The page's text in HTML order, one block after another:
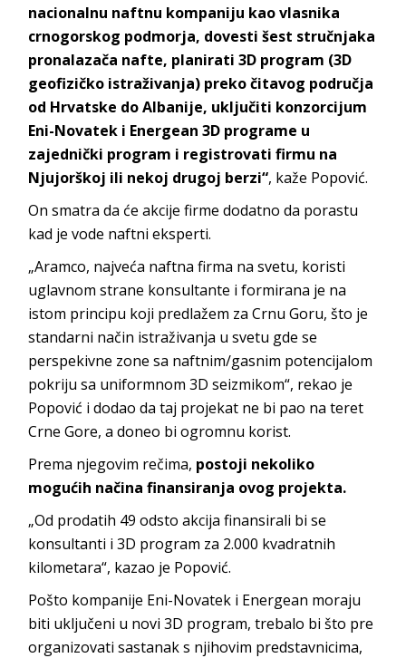
nacionalnu naftnu kompaniju kao vlasnika
crnogorskog podmorja, dovesti šest stručnjaka
pronalazača nafte, planirati 3D program (3D
geofizičko istraživanja) preko čitavog područja
od Hrvatske do Albanije, uključiti konzorcijum
Eni-Novatek i Energean 3D programe u
zajednički program i registrovati firmu na
Njujorškoj ili nekoj drugoj berzi“, kaže Popović.
On smatra da će akcije firme dodatno da porastu
kad je vode naftni eksperti.
„Aramco, najveća naftna firma na svetu, koristi
uglavnom strane konsultante i formirana je na
istom principu koji predlažem za Crnu Goru, što je
standarni način istraživanja u svetu gde se
perspekivne zone sa naftnim/gasnim potencijalom
pokriju sa uniformnom 3D seizmikom“, rekao je
Popović i dodao da taj projekat ne bi pao na teret
Crne Gore, a doneo bi ogromnu korist.
Prema njegovim rečima, postoji nekoliko
mogućih načina finansiranja ovog projekta.
„Od prodatih 49 odsto akcija finansirali bi se
konsultanti i 3D program za 2.000 kvadratnih
kilometara“, kazao je Popović.
Pošto kompanije Eni-Novatek i Energean moraju
biti uključeni u novi 3D program, trebalo bi što pre
organizovati sastanak s njihovim predstavnicima,